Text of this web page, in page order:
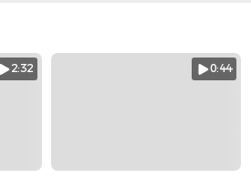
2:32 0:44